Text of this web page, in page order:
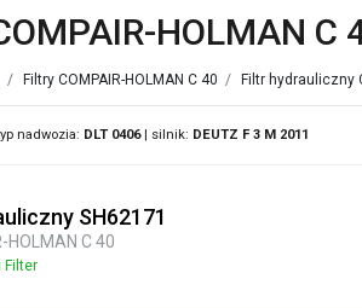
HOLMAN C
/ Filtry COMPAIR-HOLMAN C 40 / Filtr hydrauliczny
nadwozia: DLT 0406| silnik: DEUTZ F 3 M 2011
SH62171
HOLMAN C 40
Filter